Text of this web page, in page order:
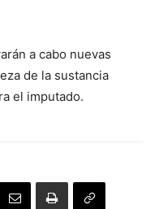
a cabo nuevas
de la sustancia
el imputado.